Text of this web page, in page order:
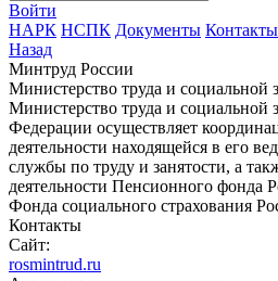
Войти
НАРК НСПК Документы Контакты
Назад
Минтруд России
Министерство труда и
Министерство труда и социальной
Федерации осуществляет
деятельности находящейся в его
службы по труду и занятости, а
деятельности Пенсионного фонда
Фонда социального страхования
Контакты
Сайт:
rosmintrud.ru